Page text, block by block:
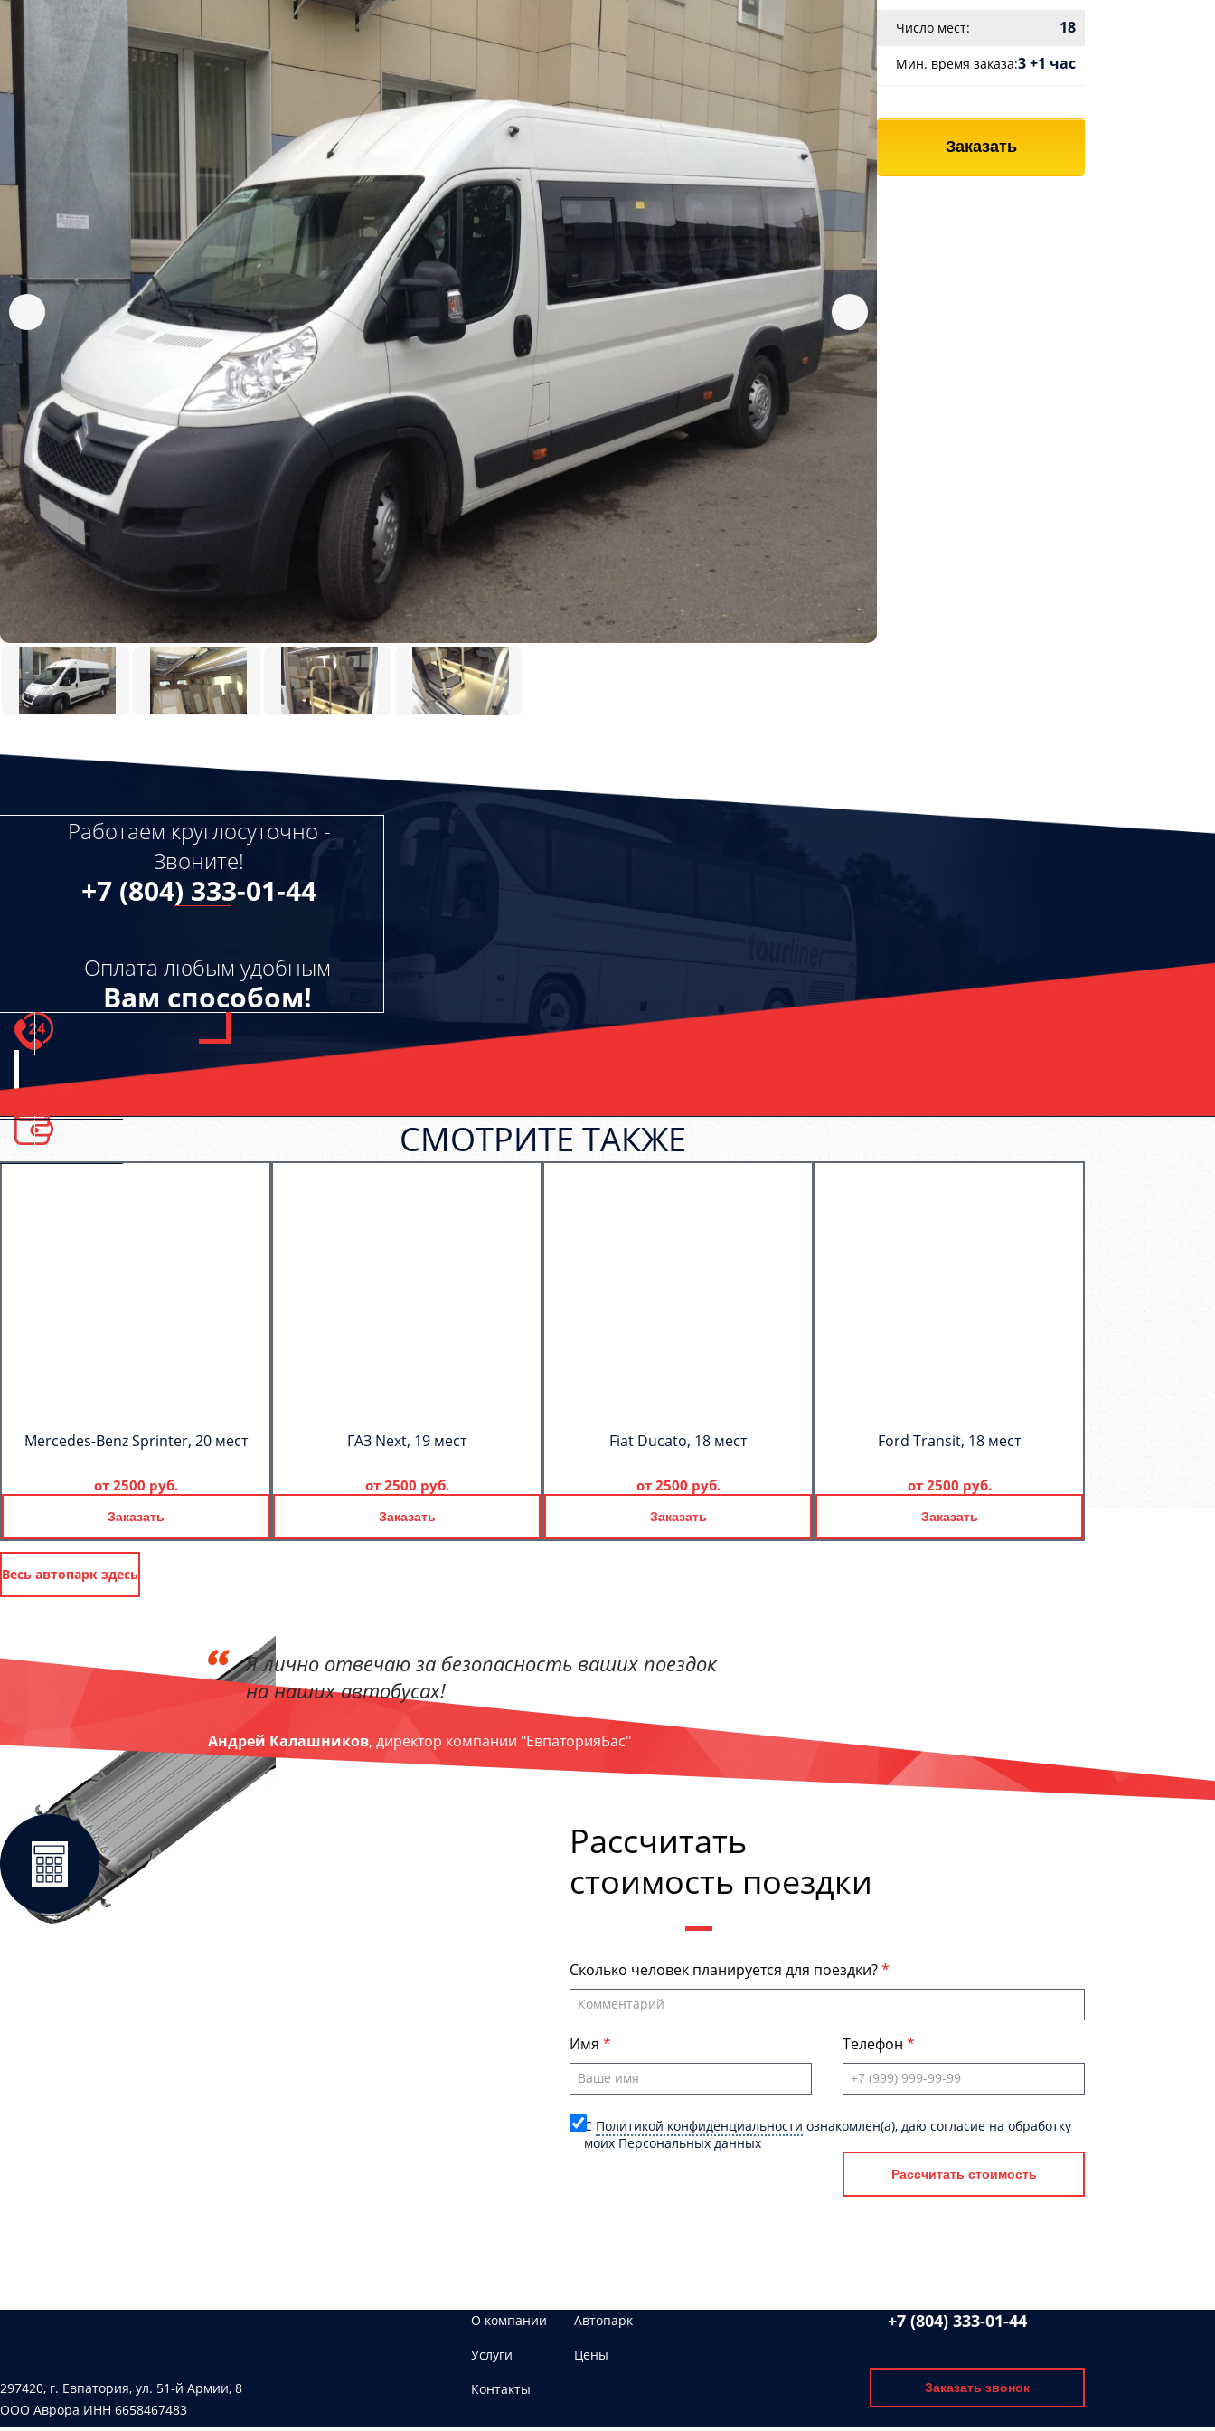
Число мест: 18
Мин. время заказа:3 +1 час
Заказать
Работаем круглосуточно -
Звоните!
+7 (804) 333-01-44
Оплата любым удобным
Вам способом!
СМОТРИТЕ ТАКЖЕ
Mercedes-Benz Sprinter, 20 мест
от 2500 руб.
Заказать
ГАЗ Next, 19 мест
от 2500 руб.
Заказать
Fiat Ducato, 18 мест
от 2500 руб.
Заказать
Ford Transit, 18 мест
от 2500 руб.
Заказать
Весь автопарк здесь
Я лично отвечаю за безопасность ваших поездок
на наших автобусах!
Андрей Калашников, директор компании "ЕвпаторияБас"
Рассчитать
стоимость поездки
Сколько человек планируется для поездки?
Имя Телефон
C Политикой конфиденциальности ознакомлен(а), даю согласие на обработку
моих Персональных данных
Рассчитать стоимость
297420, г. Евпатория, ул. 51-й Армии, 8
ООО Аврора ИНН 6658467483
О компании
Автопарк
Услуги
Цены
Контакты
+7 (804) 333-01-44
Заказать звонок